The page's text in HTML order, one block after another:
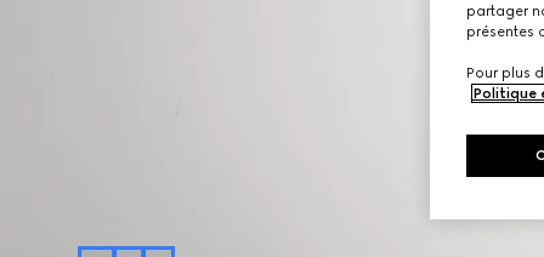
partager
présentes
Pour plus
Politique